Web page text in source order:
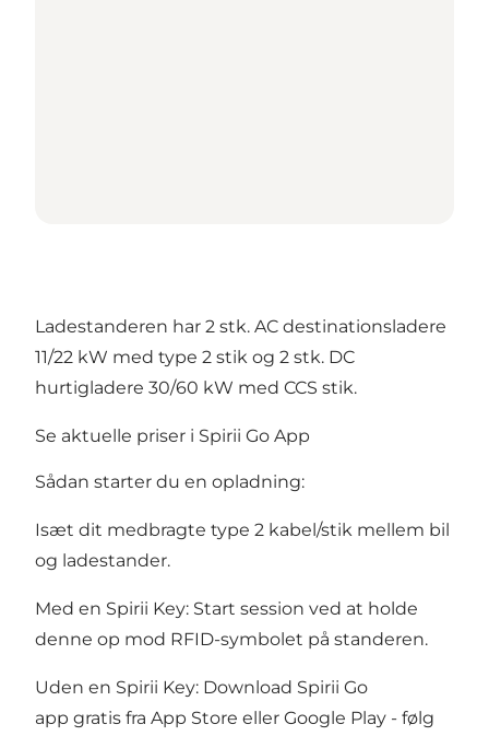
Ladestanderen har 2 stk. AC destinationsladere
11/22 kW med type 2 stik og 2 stk. DC
hurtigladere 30/60 kW med CCS stik.
Se aktuelle priser i Spirii Go App
Sådan starter du en opladning:
Isæt dit medbragte type 2 kabel/stik mellem bil
og ladestander.
Med en Spirii Key: Start session ved at holde
denne op mod RFID-symbolet på standeren.
Uden en Spirii Key: Download Spirii Go
app gratis fra App Store eller Google Play - følg